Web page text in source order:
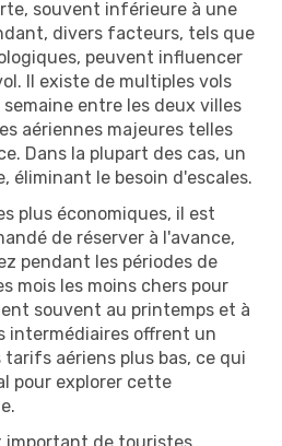
souvent inférieure à une
divers facteurs, tels que
peuvent influencer
Il existe de multiples vols
entre les deux villes
aériennes majeures telles
Dans la plupart des cas, un
éliminant le besoin d'escales.
plus économiques, il est
de réserver à l'avance,
pendant les périodes de
mois les moins chers pour
souvent au printemps et à
intermédiaires offrent un
aériens plus bas, ce qui
pour explorer cette